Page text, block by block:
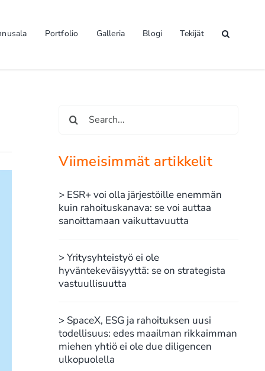
Portfolio Galleria Blogi Tekijät
Etsi
Viimeisimmät artikkelit
> ESR+ voi olla järjestöille enemmän
kuin rahoituskanava: se voi auttaa
sanoittamaan vaikuttavuutta
> Yritysyhteistyö ei ole
hyväntekeväisyyttä: se on strategista
vastuullisuutta
> SpaceX, ESG ja rahoituksen uusi
todellisuus: edes maailman rikkaimman
miehen yhtiö ei ole due diligencen
ulkopuolella